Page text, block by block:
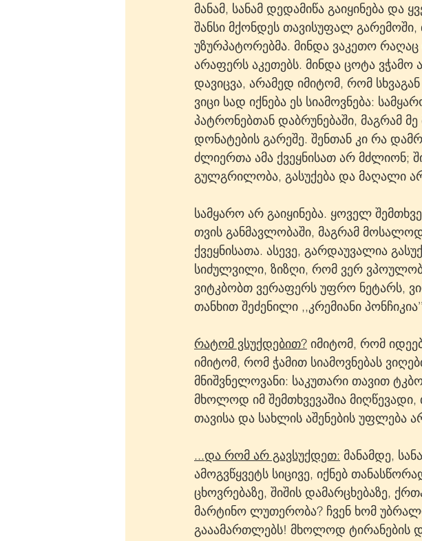
მანამ, სანამ დედამიწა გაიყინება და
შანსი მქონდეს თავისუფალ
უზურპატორებმა. მინდა ვაკეთო
არაფერს აკეთებს. მინდა ცოტა
დავიცვა, არამედ იმიტომ, რომ
ვიცი სად იქნება ეს სიამოვნება:
პატრონებთან დაბრუნებაში, მაგრამ
დონატების გარეშე. შენთან კი რა
ძლიერთა ამა ქვეყნისათ არ მძლიონ;
გულგრილობა, გასუქება და მაღალი
სამყარო არ გაიყინება. ყოველ
თვის განმავლობაში, მაგრამ
ქვეყნისათა. ასევე, გარდაუვალია
სიძულვილი, ზიზღი, რომ ვერ
ვიტკბობთ ვერაფერს უფრო ნეტარს,
თანხით შეძენილი ,,კრემიანი
რატომ ვსუქდებით? იმიტომ, რომ
იმიტომ, რომ ჭამით სიამოვნებას
მნიშვნელოვანი: საკუთარი თავით
მხოლოდ იმ შემთხვევაშია მიღწევადი,
თავისა და სახლის აშენების უფლება
...და რომ არ გავსუქდეთ: მანამდე,
ამოგვწყვეტს სიცივე, იქნებ
ცხოვრებაზე, შიშის დამარცხებაზე,
მარტინო ლუთერობა? ჩვენ ხომ
გააამართლებს! მხოლოდ ტირანების